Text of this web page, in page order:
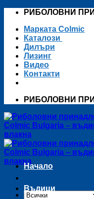
Skip
content
РИБОЛОВНИ
Марката Colmic
Каталози
Дилъри
Лизинг
Видео
Контакти
РИБОЛОВНИ
Начало
Въдици